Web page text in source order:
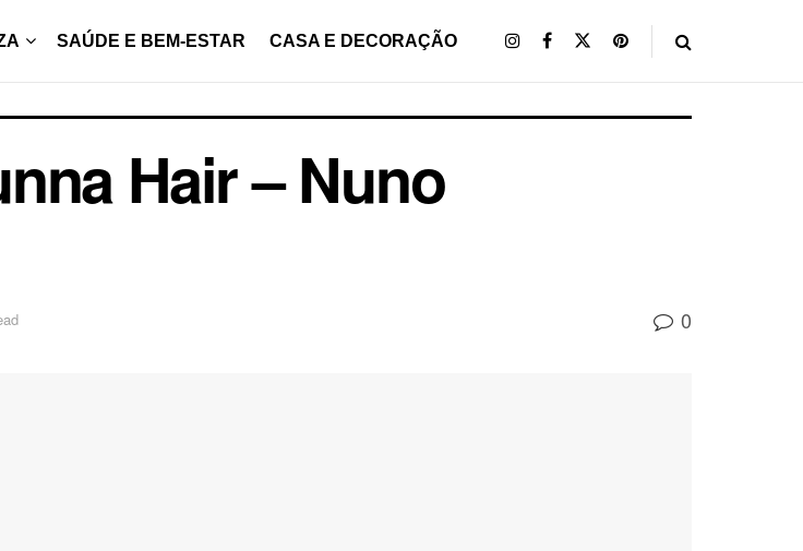
SAÚDE E BEM-ESTAR CASA E DECORAÇÃO
Hair – Nuno
0